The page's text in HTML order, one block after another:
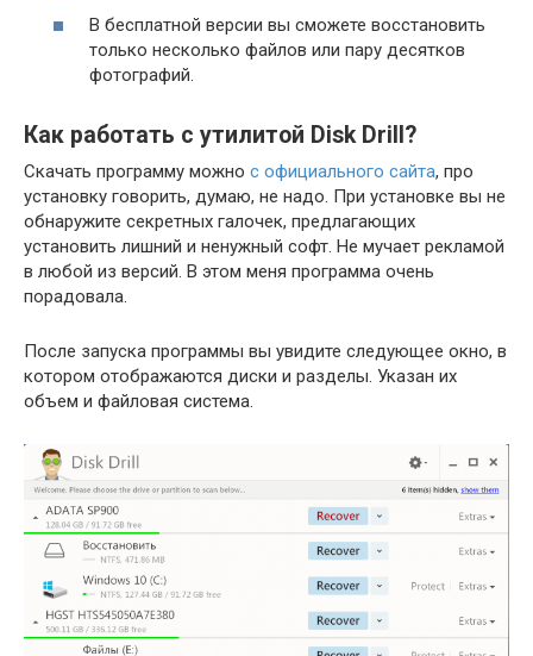
В бесплатной версии вы сможете восстановить
только несколько файлов или пару десятков
фотографий.
Как работать с утилитой Disk Drill?
Скачать программу можно с официального сайта, про
установку говорить, думаю, не надо. При установке вы не
обнаружите секретных галочек, предлагающих
установить лишний и ненужный софт. Не мучает рекламой
в любой из версий. В этом меня программа очень
порадовала.
После запуска программы вы увидите следующее окно, в
котором отображаются диски и разделы. Указан их
объем и файловая система.